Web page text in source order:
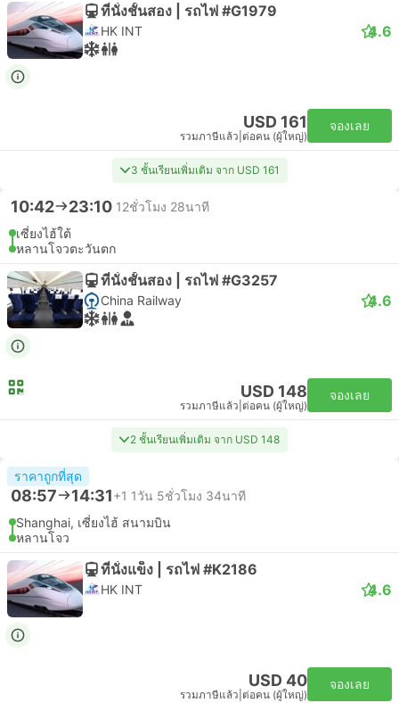
ที่นั่งชั้นสอง | รถไฟ #G1979
HK INT 4.6
USD 161
รวมภาษีแล้ว ต่อคน (ผู้ใหญ่)
จองเลย
3 ชั้นเรียนเพิ่มเติม จาก USD 161
10:42 23:10 12ชั่วโมง 28นาที
เซี่ยงไฮ้ใต้
หลานโจวตะวันตก
ที่นั่งชั้นสอง | รถไฟ #G3257
China Railway 4.6
USD 148
รวมภาษีแล้ว ต่อคน (ผู้ใหญ่)
จองเลย
2 ชั้นเรียนเพิ่มเติม จาก USD 148
ราคาถูกที่สุด
08:57 14:31+1 1วัน 5ชั่วโมง 34นาที
Shanghai, เซี่ยงไฮ้ สนามบิน
หลานโจว
ที่นั่งแข็ง | รถไฟ #K2186
HK INT 4.6
USD 40
รวมภาษีแล้ว ต่อคน (ผู้ใหญ่)
จองเลย